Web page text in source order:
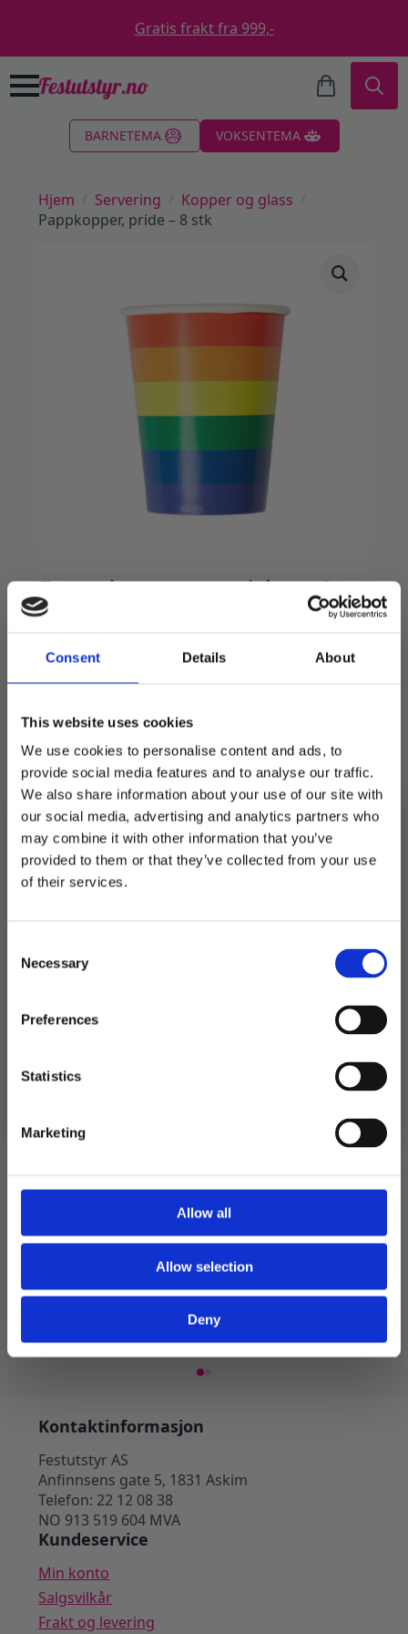
Consent Details About
This website uses cookies
We use cookies to personalise content and ads, to
provide social media features and to analyse our traffic.
We also share information about your use of our site with
our social media, advertising and analytics partners who
may combine it with other information that you’ve
provided to them or that they’ve collected from your use
of their services.
Selection
Necessary
Preferences
Statistics
Marketing
Allow all
Allow selection
Deny
Gratis frakt fra 999,-
BARNETEMA VOKSENTEMA
Hjem Servering
Kopper og glass
Pappkopper, pride – 8 stk
Pappkopper, pride – 8
stk
39kr
Utsolgt
Produktnummer:104592
Kategorier:Kopper og glass,Servering
Stikkord:
Pappkopper, prinsesser – 8 stk
Legg I Handlekurv
45kr
Kontaktinformasjon
Festutstyr AS
Anfinnsens gate 5, 1831 Askim
Telefon: 22 12 08 38
NO 913 519 604 MVA
Kundeservice
Min konto
Salgsvilkår
Frakt og levering